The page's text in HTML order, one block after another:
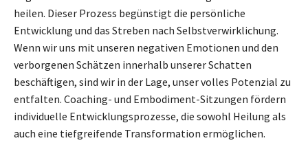
heilen. Dieser Prozess begünstigt die persönliche
Entwicklung und das Streben nach Selbstverwirklichung.
Wenn wir uns mit unseren negativen Emotionen und den
verborgenen Schätzen innerhalb unserer Schatten
beschäftigen, sind wir in der Lage, unser volles Potenzial zu
entfalten. Coaching- und Embodiment-Sitzungen fördern
individuelle Entwicklungsprozesse, die sowohl Heilung als
auch eine tiefgreifende Transformation ermöglichen.